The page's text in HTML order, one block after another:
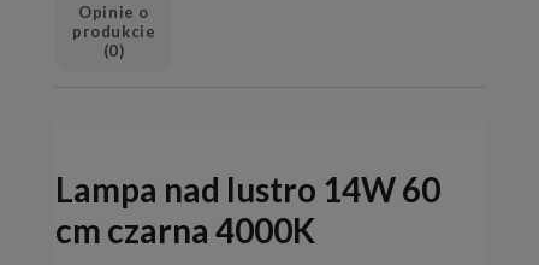
Opinie o
produkcie
(0)
Lampa nad lustro 14W 60
cm czarna 4000K